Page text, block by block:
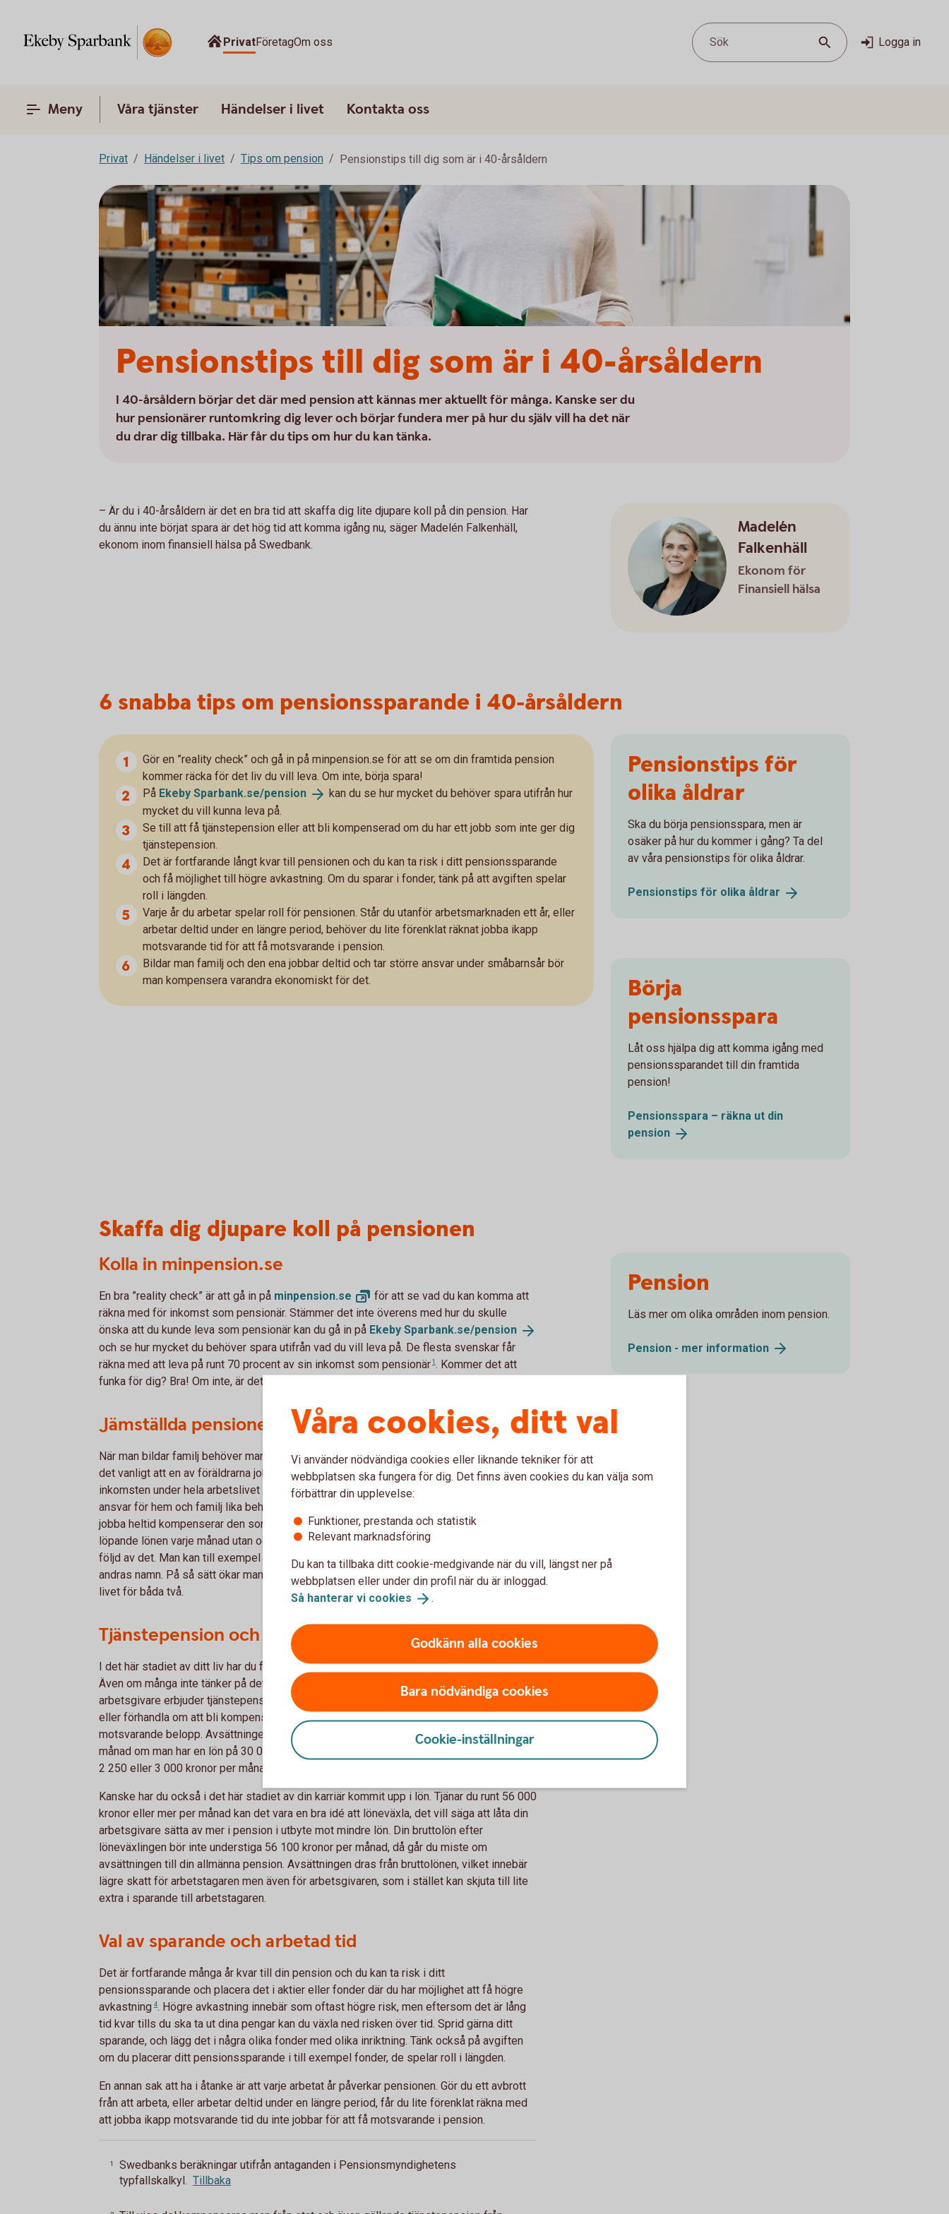
PrivatFöretagOm oss Sök Logga in
Meny Våra tjänster Händelser i livet Kontakta oss
Privat Händelser i livet Tips om pension Pensionstips till dig som är i 40-årsåldern
Pensionstips till dig som är i 40-årsåldern
I 40-årsåldern börjar det där med pension att kännas mer aktuellt för många. Kanske ser du
hur pensionärer runtomkring dig lever och börjar fundera mer på hur du själv vill ha det när
du drar dig tillbaka. Här får du tips om hur du kan tänka.
– Är du i 40-årsåldern är det en bra tid att skaffa dig lite djupare koll på din pension. Har
du ännu inte börjat spara är det hög tid att komma igång nu, säger Madelén Falkenhäll,
ekonom inom finansiell hälsa på Swedbank.
Madelén
Falkenhäll
Ekonom för
Finansiell hälsa
6 snabba tips om pensionssparande i 40-årsåldern
Gör en ”reality check” och gå in på minpension.se för att se om din framtida pension
kommer räcka för det liv du vill leva. Om inte, börja spara!
På Ekeby Sparbank.se/pension
kan du se hur mycket du behöver spara utifrån hur
mycket du vill kunna leva på.
Se till att få tjänstepension eller att bli kompenserad om du har ett jobb som inte ger dig
tjänstepension.
Det är fortfarande långt kvar till pensionen och du kan ta risk i ditt pensionssparande
och få möjlighet till högre avkastning. Om du sparar i fonder, tänk på att avgiften spelar
roll i längden.
Varje år du arbetar spelar roll för pensionen. Står du utanför arbetsmarknaden ett år, eller
arbetar deltid under en längre period, behöver du lite förenklat räknat jobba ikapp
motsvarande tid för att få motsvarande i pension.
Bildar man familj och den ena jobbar deltid och tar större ansvar under småbarnsår bör
man kompensera varandra ekonomiskt för det.
Pensionstips för
olika åldrar
Ska du börja pensionsspara, men är
osäker på hur du kommer i gång? Ta del
av våra pensionstips för olika åldrar.
Pensionstips för olika åldrar
Börja
pensionsspara
Låt oss hjälpa dig att komma igång med
pensionssparandet till din framtida
pension!
Pensionsspara – räkna ut din
pension
Skaffa dig djupare koll på pensionen
Kolla in minpension.se
En bra ”reality check” är att gå in på minpension.se
för att se vad du kan komma att
räkna med för inkomst som pensionär. Stämmer det inte överens med hur du skulle
önska att du kunde leva som pensionär kan du gå in på Ekeby Sparbank.se/pension
och se hur mycket du behöver spara utifrån vad du vill leva på. De flesta svenskar får
räkna med att leva på runt 70 procent av sin inkomst som pensionär 1. Kommer det att
funka för dig? Bra! Om inte, är det läge att börja anpassa sparandet.
Jämställda pensioner
När man bildar familj behöver man också tänka till kring pensionen. Under småbarnsår är
det vanligt att en av föräldrarna jobbar deltid och eftersom pensionen grundas på
inkomsten under hela arbetslivet kommer det att påverkapensionen
ansvar för hem och familj lika behöver man se till så att den som till exempel fortsätter
jobba heltid kompenserar den som eventuellt jobbar deltid ekonomiskt. Inte bara för den
löpande lönen varje månad utan också för den lägre avsättning till pension som sker till
följd av det. Man kan till exempel föra över pensionsrätter eller spara till pension i den
andras namn. På så sätt ökar man förutsättningarna för en hållbar ekonomi genom hela
livet för båda två.
Tjänstepension och löneväxling
I det här stadiet av ditt liv har du förhoppningsvis koll på det där med tjänstepension.
Även om många inte tänker på det, är det den viktigaste löneförmånen. Så se till att din
arbetsgivare erbjuder tjänstepension. Om inte, försök få din arbetsgivare att göra det,
eller förhandla om att bli kompenserad på annat sätt och sätt upp ett eget sparande på
motsvarande belopp. Avsättningen till tjänstepension är 1 350 eller 1 800 kronor per
månad om man har en lön på 30 000 kronor. Med en lön på 50 000 kronor är avsättningen
2 250 eller 3 000 kronor per månad
Kanske har du också i det här stadiet av din karriär kommit upp i lön. Tjänar du runt 56 000
kronor eller mer per månad kan det vara en bra idé att löneväxla, det vill säga att låta din
arbetsgivare sätta av mer i pension i utbyte mot mindre lön. Din bruttolön efter
löneväxlingen bör inte understiga 56 100 kronor per månad, då går du miste om
avsättningen till din allmänna pension. Avsättningen dras från bruttolönen, vilket innebär
lägre skatt för arbetstagaren men även för arbetsgivaren, som i stället kan skjuta till lite
extra i sparande till arbetstagaren.
Val av sparande och arbetad tid
Det är fortfarande många år kvar till din pension och du kan ta risk i ditt
pensionssparande och placera det i aktier eller fonder där du har möjlighet att få högre
avkastning 4. Högre avkastning innebär som oftast högre risk, men eftersom det är lång
tid kvar tills du ska ta ut dina pengar kan du växla ned risken över tid. Sprid gärna ditt
sparande, och lägg det i några olika fonder med olika inriktning. Tänk också på avgiften
om du placerar ditt pensionssparande i till exempel fonder, de spelar roll i längden.
En annan sak att ha i åtanke är att varje arbetat år påverkar pensionen. Gör du ett avbrott
från att arbeta, eller arbetar deltid under en längre period, får du lite förenklat räkna med
att jobba ikapp motsvarande tid du inte jobbar för att få motsvarande i pension.
1
Swedbanks beräkningar utifrån antaganden i Pensionsmyndighetens
typfallskalkyl. Tillbaka
Pension
Läs mer om olika områden inom pension.
Pension - mer information
Våra cookies, ditt val
Vi använder nödvändiga cookies eller liknande tekniker för att
webbplatsen ska fungera för dig. Det finns även cookies du kan välja som
förbättrar din upplevelse:
Funktioner, prestanda och statistik
Relevant marknadsföring
Du kan ta tillbaka ditt cookie-medgivande när du vill, längst ner på
webbplatsen eller under din profil när du är inloggad.
Så hanterar vi cookies .
Godkänn alla cookies
Bara nödvändiga cookies
Cookie-inställningar